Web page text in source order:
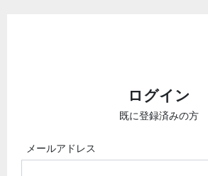
ログイン
既に登録済みの方
メールアドレス